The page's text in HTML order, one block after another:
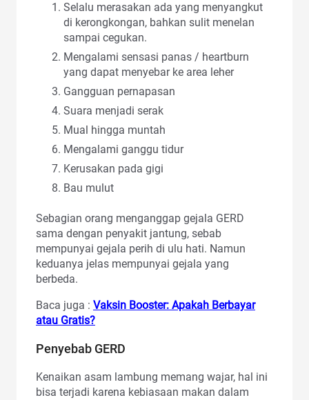
Selalu merasakan ada yang menyangkut
di kerongkongan, bahkan sulit menelan
sampai cegukan.
Mengalami sensasi panas / heartburn
yang dapat menyebar ke area leher
Gangguan pernapasan
Suara menjadi serak
Mual hingga muntah
Mengalami ganggu tidur
Kerusakan pada gigi
Bau mulut
Sebagian orang menganggap gejala GERD
sama dengan penyakit jantung, sebab
mempunyai gejala perih di ulu hati. Namun
keduanya jelas mempunyai gejala yang
berbeda.
Baca juga : Vaksin Booster: Apakah Berbayar
atau Gratis?
Penyebab GERD
Kenaikan asam lambung memang wajar, hal ini
bisa terjadi karena kebiasaan makan dalam